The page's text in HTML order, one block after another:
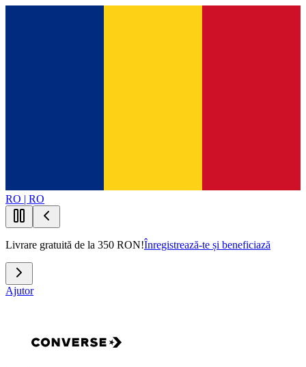
RO | RO
Livrare gratuită de la 350 RON!Înregistrează-te și beneficiază
Ajutor